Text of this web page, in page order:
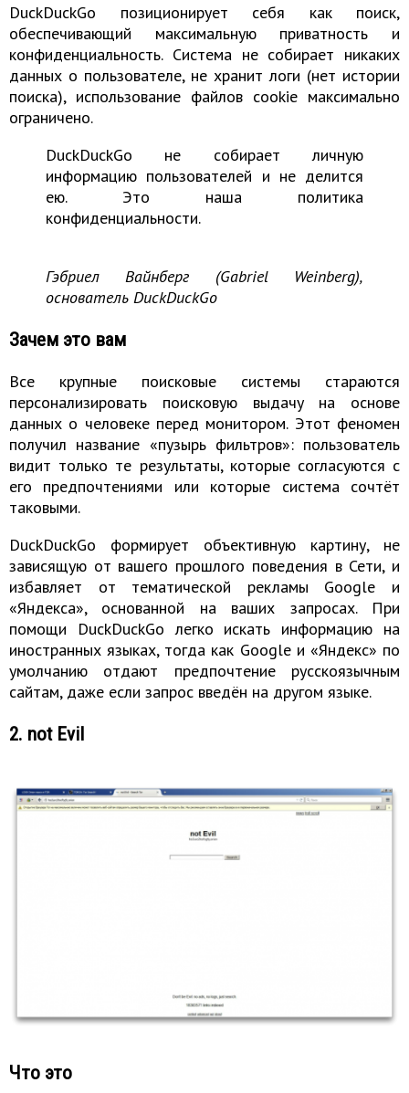
DuckDuckGo позиционирует себя как поиск,
обеспечивающий максимальную приватность и
конфиденциальность. Система не собирает никаких
данных о пользователе, не хранит логи (нет истории
поиска), использование файлов cookie максимально
ограничено.
DuckDuckGo не собирает личную
информацию пользователей и не делится
ею. Это наша политика
конфиденциальности.
Гэбриел Вайнберг (Gabriel Weinberg),
основатель DuckDuckGo
Зачем это вам
Все крупные поисковые системы стараются
персонализировать поисковую выдачу на основе
данных о человеке перед монитором. Этот феномен
получил название «пузырь фильтров»: пользователь
видит только те результаты, которые согласуются с
его предпочтениями или которые система сочтёт
таковыми.
DuckDuckGo формирует объективную картину, не
зависящую от вашего прошлого поведения в Сети, и
избавляет от тематической рекламы Google и
«Яндекса», основанной на ваших запросах. При
помощи DuckDuckGo легко искать информацию на
иностранных языках, тогда как Google и «Яндекс» по
умолчанию отдают предпочтение русскоязычным
сайтам, даже если запрос введён на другом языке.
2. not Evil
Что это